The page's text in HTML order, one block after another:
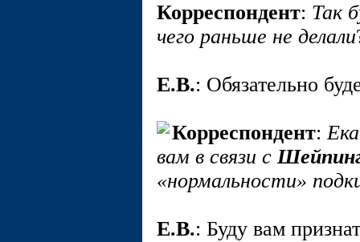
Корреспондент: Так
чего раньше не делали
E.В.: Обязательно
Корреспондент:
вам в связи с
«нормальности»
E.В.: Буду вам